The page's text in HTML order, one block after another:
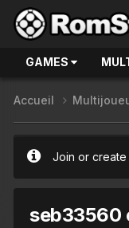
GAMES
Accueil
Join or create
seb33560